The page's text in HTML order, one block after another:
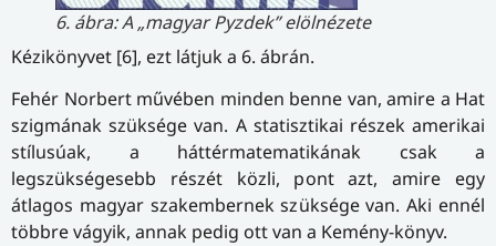
6. ábra: A „magyar Pyzdek” elölnézete
Kézikönyvet [6], ezt látjuk a 6. ábrán.
Fehér Norbert művében minden benne van, amire a Hat
szigmának szüksége van. A statisztikai részek amerikai
stílusúak, a háttérmatematikának csak a
legszükségesebb részét közli, pont azt, amire egy
átlagos magyar szak­em­ber­nek szüksége van. Aki ennél
többre vágyik, annak pedig ott van a Kemény-könyv.